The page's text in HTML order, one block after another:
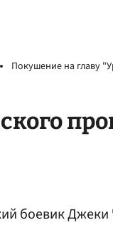
Покушение на главу
боевик Джеки